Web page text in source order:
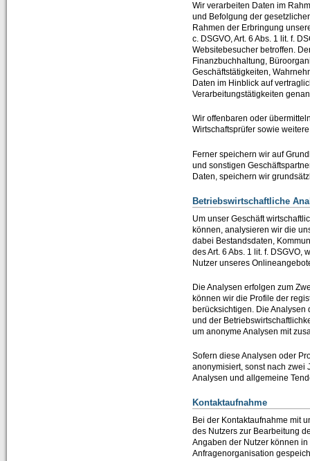
Wir verarbeiten Daten im
und Befolgung der
Rahmen der Erbringung
c. DSGVO, Art. 6 Abs. 1 lit. f.
Websitebesucher betroffen.
Finanzbuchhaltung,
Geschäftstätigkeiten,
Daten im Hinblick auf
Verarbeitungstätigkeiten
Wir offenbaren oder
Wirtschaftsprüfer sowie
Ferner speichern wir auf
und sonstigen
Daten, speichern wir
Betriebswirtschaftliche
Um unser Geschäft
können, analysieren wir die
dabei Bestandsdaten,
des Art. 6 Abs. 1 lit. f.
Nutzer unseres
Die Analysen erfolgen zum
können wir die Profile der
berücksichtigen. Die Analysen
und der
um anonyme Analysen mit
Sofern diese Analysen oder
anonymisiert, sonst nach zwei
Analysen und allgemeine
Kontaktaufnahme
Bei der Kontaktaufnahme mit
des Nutzers zur Bearbeitung
Angaben der Nutzer können
Anfragenorganisation